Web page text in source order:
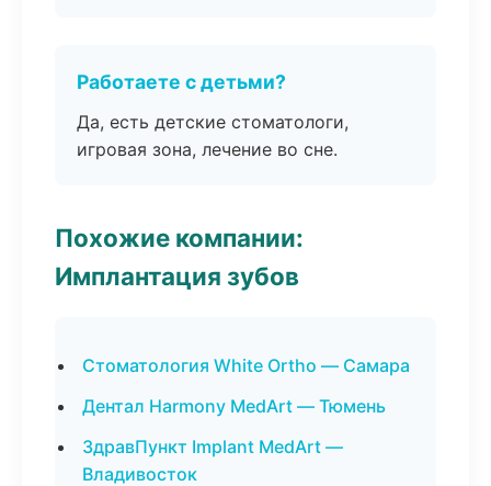
Работаете с детьми?
Да, есть детские стоматологи,
игровая зона, лечение во сне.
Похожие компании:
Имплантация зубов
Стоматология White Ortho — Самара
Дентал Harmony MedArt — Тюмень
ЗдравПункт Implant MedArt —
Владивосток